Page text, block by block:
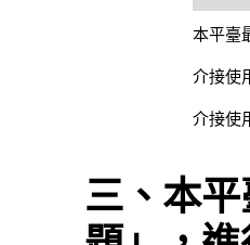
本平臺
介接使
介接使
三、本